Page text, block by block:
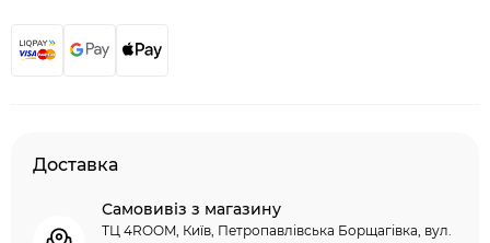
Доставка
Самовивіз з магазину
ТЦ 4ROOM, Київ, Петропавлівська Борщагівка, вул.